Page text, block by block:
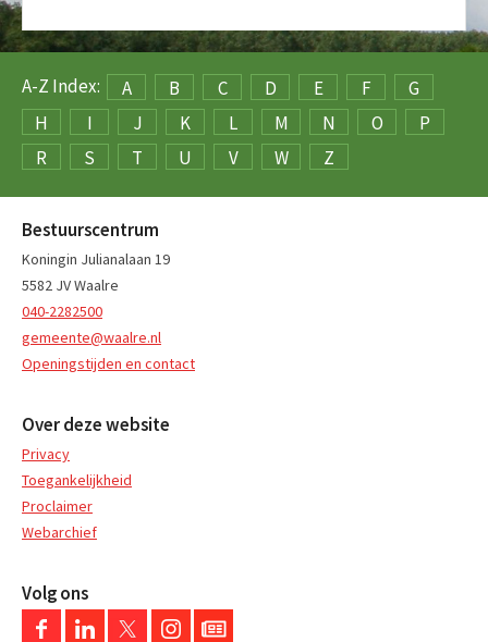
A-Z Index: A B C D E F
G
H
I J K L M N O
P
R
S T U V W Z
Bestuurscentrum
Koningin Julianalaan 19
5582 JV Waalre
040-2282500
gemeente@waalre.nl
Openingstijden en contact
Over deze website
Privacy
Toegankelijkheid
Proclaimer
Webarchief
Volg ons